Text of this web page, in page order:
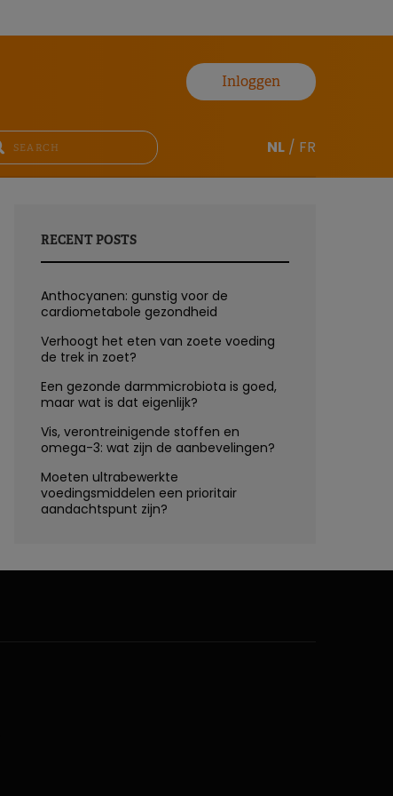
Inloggen
NL / FR
RECENT POSTS
Anthocyanen: gunstig voor de
cardiometabole gezondheid
Verhoogt het eten van zoete voeding
de trek in zoet?
Een gezonde darmmicrobiota is goed,
maar wat is dat eigenlijk?
Vis, verontreinigende stoffen en
omega-3: wat zijn de aanbevelingen?
Moeten ultrabewerkte
voedingsmiddelen een prioritair
aandachtspunt zijn?